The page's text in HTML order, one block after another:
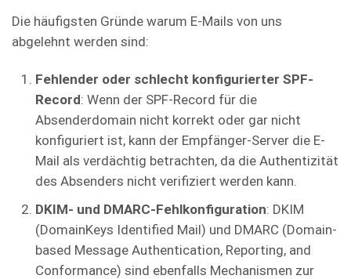
Die häufigsten Gründe warum E-Mails von uns
abgelehnt werden sind:
Fehlender oder schlecht konfigurierter SPF-
Record: Wenn der SPF-Record für die
Absenderdomain nicht korrekt oder gar nicht
konfiguriert ist, kann der Empfänger-Server die E-
Mail als verdächtig betrachten, da die Authentizität
des Absenders nicht verifiziert werden kann.
DKIM- und DMARC-Fehlkonfiguration: DKIM
(DomainKeys Identified Mail) und DMARC (Domain-
based Message Authentication, Reporting, and
Conformance) sind ebenfalls Mechanismen zur